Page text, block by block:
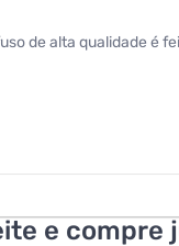
de alta qualidade é
e compre